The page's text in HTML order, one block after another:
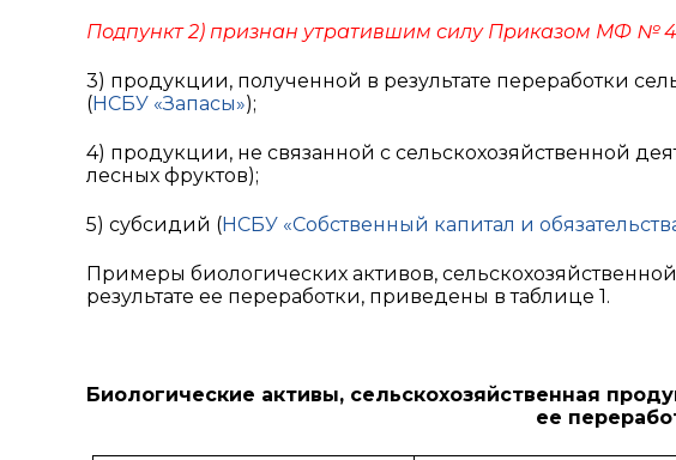
Подпункт 2) признан утратившим силу Приказом МФ № 48
3) продукции, полученной в результате переработки
(НСБУ «Запасы»);
4) продукции, не связанной с сельскохозяйственной
лесных фруктов);
5) субсидий (НСБУ «Собственный капитал и
Примеры биологических активов,
результате ее переработки, приведены в таблице 1.
Биологические активы, сельскохозяйственная
ее